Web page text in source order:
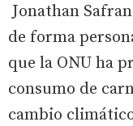
Jonathan
de forma
que la ONU ha
consumo de
cambio